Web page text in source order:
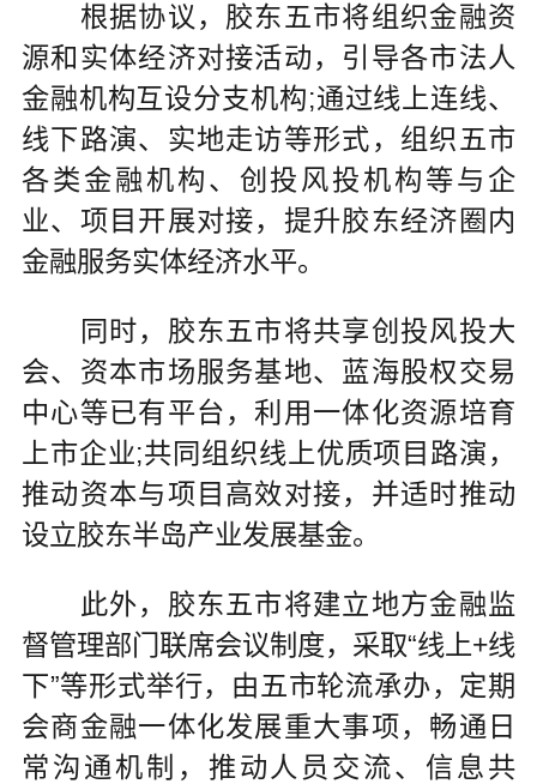
根据协议，胶东五市将组织金融资
源和实体经济对接活动，引导各市法人
金融机构互设分支机构;通过线上连线、
线下路演、实地走访等形式，组织五市
各类金融机构、创投风投机构等与企
业、项目开展对接，提升胶东经济圈内
金融服务实体经济水平。
同时，胶东五市将共享创投风投大
会、资本市场服务基地、蓝海股权交易
中心等已有平台，利用一体化资源培育
上市企业;共同组织线上优质项目路演，
推动资本与项目高效对接，并适时推动
设立胶东半岛产业发展基金。
此外，胶东五市将建立地方金融监
督管理部门联席会议制度，采取“线上+线
下”等形式举行，由五市轮流承办，定期
会商金融一体化发展重大事项，畅通日
常沟通机制，推动人员交流、信息共